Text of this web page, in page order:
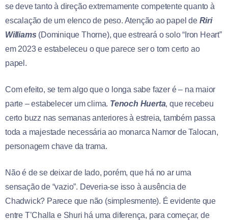
se deve tanto à direção extremamente competente quanto à
escalação de um elenco de peso. Atenção ao papel de Riri
Williams (Dominique Thorne), que estreará o solo “Iron Heart”
em 2023 e estabeleceu o que parece ser o tom certo ao
papel.
Com efeito, se tem algo que o longa sabe fazer é – na maior
parte – estabelecer um clima. Tenoch Huerta, que recebeu
certo buzz nas semanas anteriores à estreia, também passa
toda a majestade necessária ao monarca Namor de Talocan,
personagem chave da trama.
Não é de se deixar de lado, porém, que há no ar uma
sensação de “vazio”. Deveria-se isso à ausência de
Chadwick? Parece que não (simplesmente). É evidente que
entre T’Challa e Shuri há uma diferença, para começar, de